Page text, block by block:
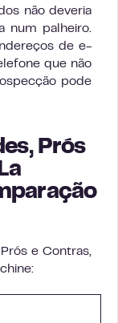
não deveria
num palheiro.
de e-
que não
pode
Prós
e Contras,